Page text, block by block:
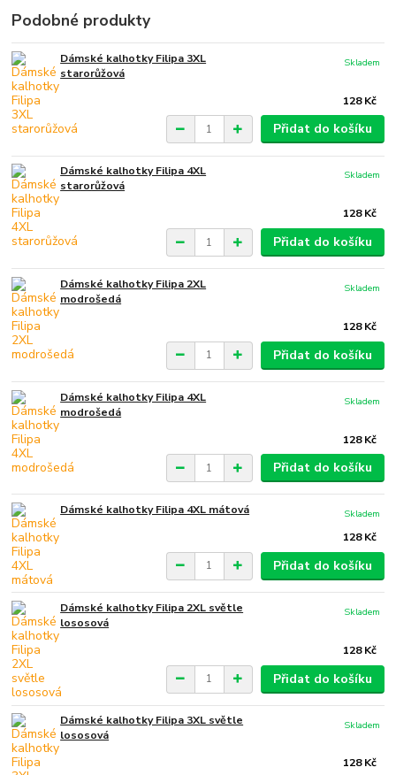
Podobné produkty
Dámské kalhotky Filipa 3XL
starorůžová
128 Kč
Skladem
Přidat do košíku
Dámské kalhotky Filipa 4XL
starorůžová
128 Kč
Skladem
Přidat do košíku
Dámské kalhotky Filipa 2XL
modrošedá
128 Kč
Skladem
Přidat do košíku
Dámské kalhotky Filipa 4XL
modrošedá
128 Kč
Skladem
Přidat do košíku
Dámské kalhotky Filipa 4XL mátová
128 Kč
Skladem
Přidat do košíku
Dámské kalhotky Filipa 2XL světle
lososová
128 Kč
Skladem
Přidat do košíku
Dámské kalhotky Filipa 3XL světle
lososová
128 Kč
Skladem